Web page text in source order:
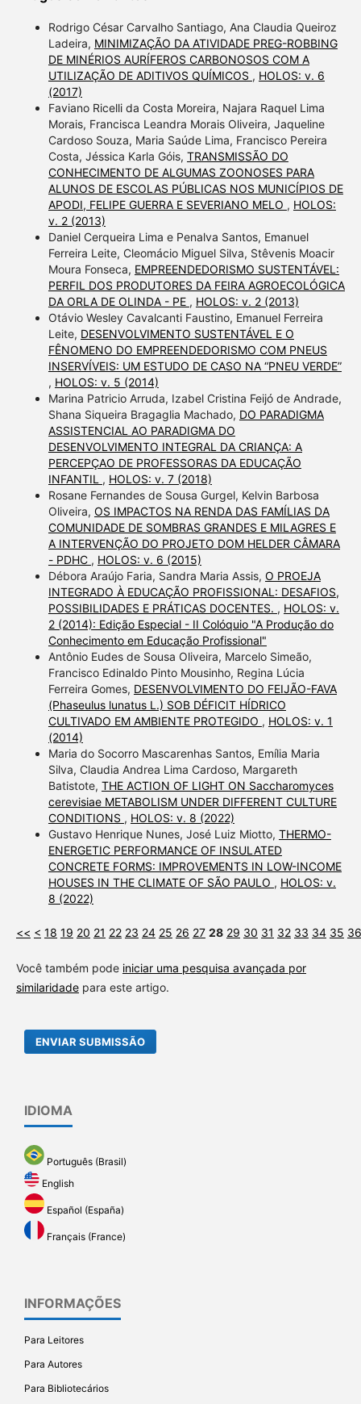
Rodrigo César Carvalho Santiago, Ana Claudia Queiroz
Ladeira, MINIMIZAÇÃO DA ATIVIDADE PREG-ROBBING
DE MINÉRIOS AURÍFEROS CARBONOSOS COM A
UTILIZAÇÃO DE ADITIVOS QUÍMICOS , HOLOS: v. 6
(2017)
Faviano Ricelli da Costa Moreira, Najara Raquel Lima
Morais, Francisca Leandra Morais Oliveira, Jaqueline
Cardoso Souza, Maria Saúde Lima, Francisco Pereira
Costa, Jéssica Karla Góis, TRANSMISSÃO DO
CONHECIMENTO DE ALGUMAS ZOONOSES PARA
ALUNOS DE ESCOLAS PÚBLICAS NOS MUNICÍPIOS DE
APODI, FELIPE GUERRA E SEVERIANO MELO , HOLOS:
v. 2 (2013)
Daniel Cerqueira Lima e Penalva Santos, Emanuel
Ferreira Leite, Cleomácio Miguel Silva, Stêvenis Moacir
Moura Fonseca, EMPREENDEDORISMO SUSTENTÁVEL:
PERFIL DOS PRODUTORES DA FEIRA AGROECOLÓGICA
DA ORLA DE OLINDA - PE , HOLOS: v. 2 (2013)
Otávio Wesley Cavalcanti Faustino, Emanuel Ferreira
Leite, DESENVOLVIMENTO SUSTENTÁVEL E O
FÊNOMENO DO EMPREENDEDORISMO COM PNEUS
INSERVÍVEIS: UM ESTUDO DE CASO NA “PNEU VERDE”
, HOLOS: v. 5 (2014)
Marina Patricio Arruda, Izabel Cristina Feijó de Andrade,
Shana Siqueira Bragaglia Machado, DO PARADIGMA
ASSISTENCIAL AO PARADIGMA DO
DESENVOLVIMENTO INTEGRAL DA CRIANÇA: A
PERCEPÇAO DE PROFESSORAS DA EDUCAÇÃO
INFANTIL , HOLOS: v. 7 (2018)
Rosane Fernandes de Sousa Gurgel, Kelvin Barbosa
Oliveira, OS IMPACTOS NA RENDA DAS FAMÍLIAS DA
COMUNIDADE DE SOMBRAS GRANDES E MILAGRES E
A INTERVENÇÃO DO PROJETO DOM HELDER CÂMARA
- PDHC , HOLOS: v. 6 (2015)
Débora Araújo Faria, Sandra Maria Assis, O PROEJA
INTEGRADO À EDUCAÇÃO PROFISSIONAL: DESAFIOS,
POSSIBILIDADES E PRÁTICAS DOCENTES. , HOLOS: v.
2 (2014): Edição Especial - II Colóquio "A Produção do
Conhecimento em Educação Profissional"
Antônio Eudes de Sousa Oliveira, Marcelo Simeão,
Francisco Edinaldo Pinto Mousinho, Regina Lúcia
Ferreira Gomes, DESENVOLVIMENTO DO FEIJÃO-FAVA
(Phaseulus lunatus L.) SOB DÉFICIT HÍDRICO
CULTIVADO EM AMBIENTE PROTEGIDO , HOLOS: v. 1
(2014)
Maria do Socorro Mascarenhas Santos, Emília Maria
Silva, Claudia Andrea Lima Cardoso, Margareth
Batistote, THE ACTION OF LIGHT ON Saccharomyces
cerevisiae METABOLISM UNDER DIFFERENT CULTURE
CONDITIONS , HOLOS: v. 8 (2022)
Gustavo Henrique Nunes, José Luiz Miotto, THERMO-
ENERGETIC PERFORMANCE OF INSULATED
CONCRETE FORMS: IMPROVEMENTS IN LOW-INCOME
HOUSES IN THE CLIMATE OF SÃO PAULO , HOLOS: v.
8 (2022)
<< < 18 19 20 21 22 23 24 25 26 27 28 29 30 31 32 33 34 35 36
Você também pode iniciar uma pesquisa avançada por
similaridadepara este artigo.
ENVIAR SUBMISSÃO
IDIOMA
Português (Brasil)
English
Español (España)
Français (France)
INFORMAÇÕES
Para Leitores
Para Autores
Para Bibliotecários